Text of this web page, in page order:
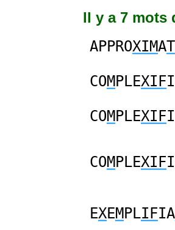
Il y a 7 mots
APPROXIMAT
COM PLEXIF
COM PLEXIF
COM PLEXIF
EXEM PLIFIA